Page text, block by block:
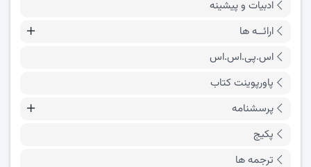
ادبیات و پیشینه
ارائــه ها
اس.پی.اس.اس
پاورپوینت کتاب
پرسشنامه
پکیج
ترجمه ها